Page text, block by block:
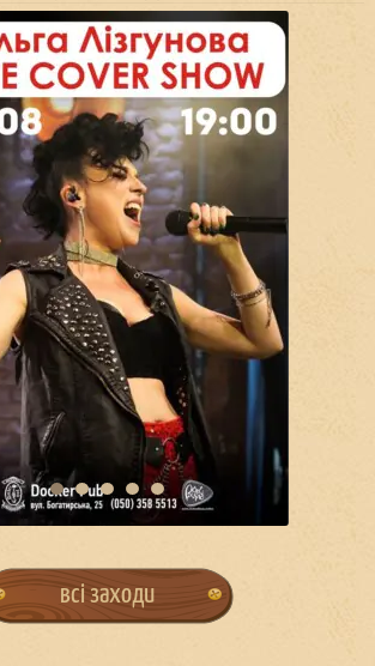
всі заходи